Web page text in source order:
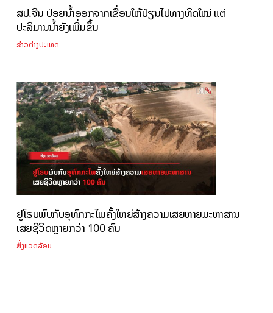
ສປ.ຈີນ ປ່ອຍນໍ້າອອກຈາກເຂື່ອນໃຫ້ປ່ຽນໄປທາງທິດໃໝ່ ແຕ່
ປະລິມານນໍ້າຍັງເພີ່ມຂຶ້ນ
ຂ່າວຕ່າງປະເທດ
ຢູໂຣບພົບກັບອຸທົກກະໄພຄັ້ງໃຫຍ່ສ້າງຄວາມເສຍຫາຍມະຫາສານ
ເສຍຊີວິດຫຼາຍກວ່າ 100 ຄົນ
ສິ່ງແວດລ້ອມ